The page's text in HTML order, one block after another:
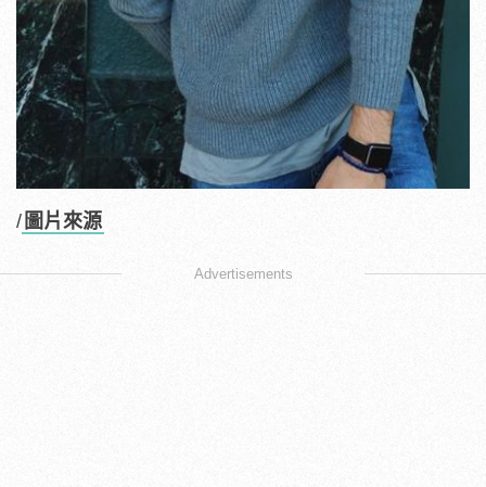
/ 圖片來源
Advertisements